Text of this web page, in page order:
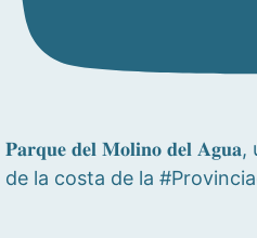
𝐏𝐚𝐫𝐪𝐮𝐞 𝐝𝐞𝐥 𝐌𝐨𝐥𝐢𝐧𝐨 𝐝𝐞𝐥
de la costa de la